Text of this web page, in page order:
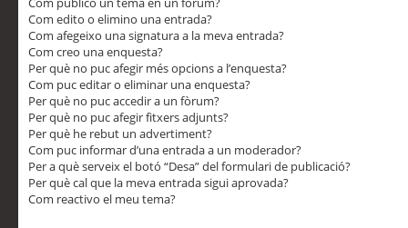
Com edito o elimino una entrada?
Com afegeixo una signatura a la meva entrada?
Com creo una enquesta?
Per què no puc afegir més opcions a l’enquesta?
Com puc editar o eliminar una enquesta?
Per què no puc accedir a un fòrum?
Per què no puc afegir fitxers adjunts?
Per què he rebut un advertiment?
Com puc informar d’una entrada a un moderador?
Per a què serveix el botó “Desa” del formulari de publicació?
Per què cal que la meva entrada sigui aprovada?
Com reactivo el meu tema?